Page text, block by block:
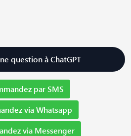
question à ChatGPT
par SMS
via Whatsapp
via Messenger